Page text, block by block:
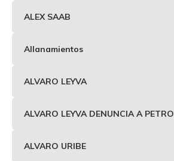
ALEX SAAB
Allanamientos
ALVARO LEYVA
ALVARO LEYVA DENUNCIA A PETRO
ALVARO URIBE